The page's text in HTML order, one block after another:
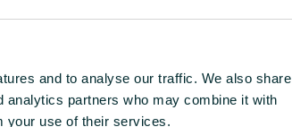
and to analyse our traffic. We also share
analytics partners who may combine it with
your use of their services.